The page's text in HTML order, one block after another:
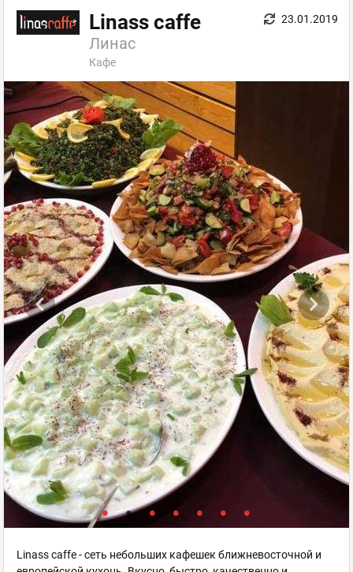
Linass caffe
Линас
Кафе
23.01.2019
Linass caffe - сеть небольших кафешек ближневосточной и